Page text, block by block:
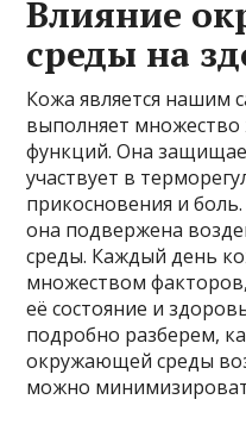
Влияние
среды на
Кожа является нашим
выполняет
функций. Она
участвует в
прикосновения и
она подвержена
среды. Каждый день
множеством
её состояние и
подробно разберем,
окружающей среды
можно